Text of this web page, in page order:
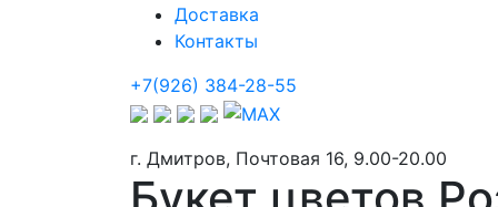
Доставка
Контакты
+7(926) 384-28-55
г. Дмитров, Почтовая 16, 9.00-20.00